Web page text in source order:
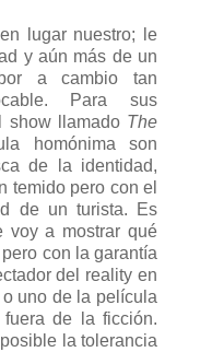
lugar nuestro; le
y aún más de un
a cambio tan
Para sus
show llamado The
homónima son
de la identidad,
temido pero con el
de un turista. Es
voy a mostrar qué
con la garantía
del reality en
uno de la película
de la ficción.
la tolerancia